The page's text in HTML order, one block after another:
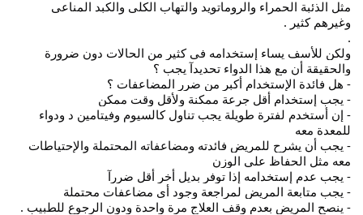
مثل الذئبة الحمراء والروماتويد والتهاب الكلى والكبد المناعى
وغيرهم كثير .
.
ولكن للأسف يساء إستخدامه فى كثير من الحالات دون ضرورة
والحقيقة أن مع هذا الدواء تحديدآ يجب ؟
- هل فائدة الإستخدام أكبر من ضرر المضاعفات ؟
- يجب إستخدام أقل جرعة ممكنة ولأقل وقت ممكن
- إن أستخدم لفترة طويلة يجب تناول كالسيوم وفيتامين د ودواء
للمعدة معه
- يجب أن يشرح للمريض فائدته ومضاعفاته المحتملة والإحتياطات
معه مثل الحفاظ على الوزن
- يجب عدم إستخدامه إذا توفر بديل أخر أقل ضررآ
- يجب متابعة المريض لمراجعة وجود أى مضاعفات محتملة
- ينصح المريض بعدم وقف العلاج مرة واحدة ودون الرجوع للطبيب .